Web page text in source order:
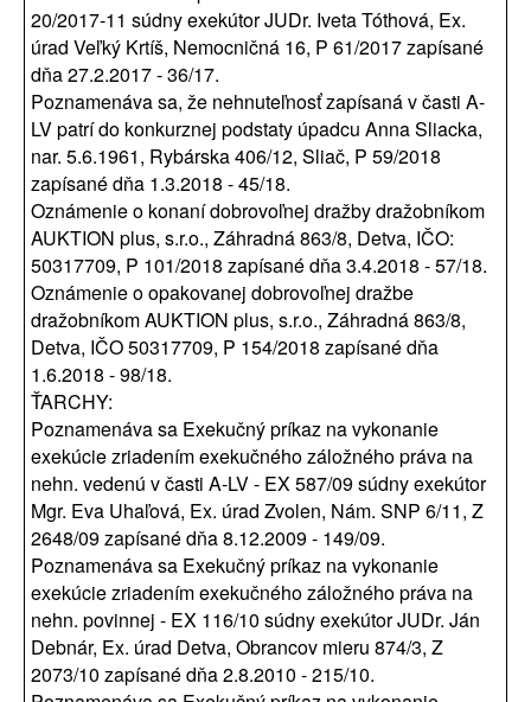
20/2017-11 súdny exekútor JUDr. Iveta Tóthová, Ex.
úrad Veľký Krtíš, Nemocničná 16, P 61/2017 zapísané
dňa 27.2.2017 - 36/17.
Poznamenáva sa, že nehnuteľnosť zapísaná v časti A-
LV patrí do konkurznej podstaty úpadcu Anna Sliacka,
nar. 5.6.1961, Rybárska 406/12, Sliač, P 59/2018
zapísané dňa 1.3.2018 - 45/18.
Oznámenie o konaní dobrovoľnej dražby dražobníkom
AUKTION plus, s.r.o., Záhradná 863/8, Detva, IČO:
50317709, P 101/2018 zapísané dňa 3.4.2018 - 57/18.
Oznámenie o opakovanej dobrovoľnej dražbe
dražobníkom AUKTION plus, s.r.o., Záhradná 863/8,
Detva, IČO 50317709, P 154/2018 zapísané dňa
1.6.2018 - 98/18.
ŤARCHY:
Poznamenáva sa Exekučný príkaz na vykonanie
exekúcie zriadením exekučného záložného práva na
nehn. vedenú v časti A-LV - EX 587/09 súdny exekútor
Mgr. Eva Uhaľová, Ex. úrad Zvolen, Nám. SNP 6/11, Z
2648/09 zapísané dňa 8.12.2009 - 149/09.
Poznamenáva sa Exekučný príkaz na vykonanie
exekúcie zriadením exekučného záložného práva na
nehn. povinnej - EX 116/10 súdny exekútor JUDr. Ján
Debnár, Ex. úrad Detva, Obrancov mieru 874/3, Z
2073/10 zapísané dňa 2.8.2010 - 215/10.